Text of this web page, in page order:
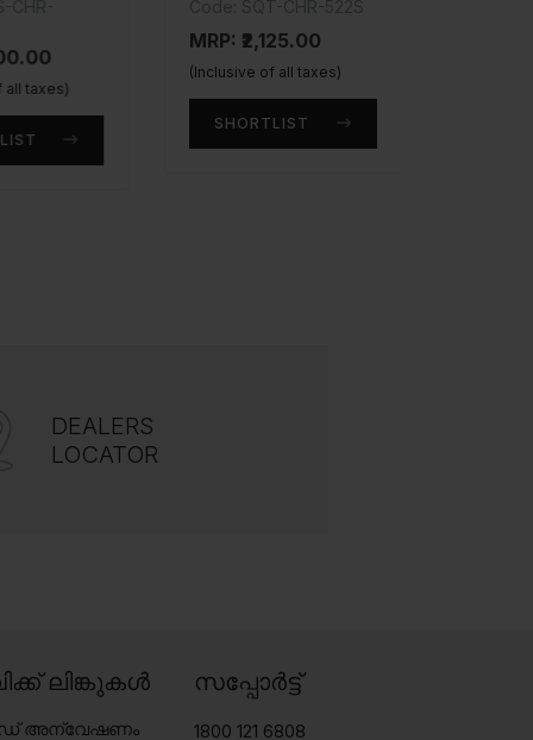
taxes)
MRP: ₹2,125.00
(Inclusive of all taxes)
SHORTLIST
DEALERS
LOCATOR
ലിങ്കുകൾ
അന്വേഷണം
സപ്പോർട്ട്
1800 121 6808